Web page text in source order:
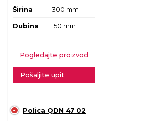
Širina 300 mm
Dubina 150 mm
Pogledajte proizvod
Pošaljite upit
Polica QDN 47 02